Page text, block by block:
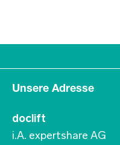
Unsere Adresse
doclift
i.A. expertshare AG